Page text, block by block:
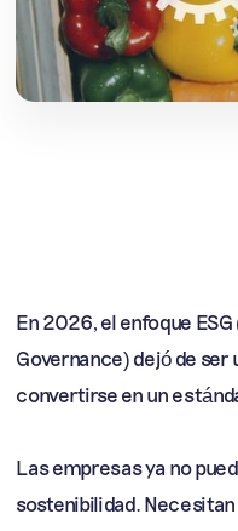
En 2026, el enfoque
Governance) dejó de
convertirse en un
Las empresas ya no
sostenibilidad.